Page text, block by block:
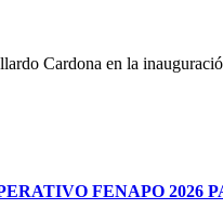
Cardona en la
FENAPO 2026